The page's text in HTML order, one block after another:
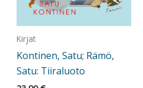
Kirjat
Kontinen, Satu; Rämö,
Satu: Tiiraluoto